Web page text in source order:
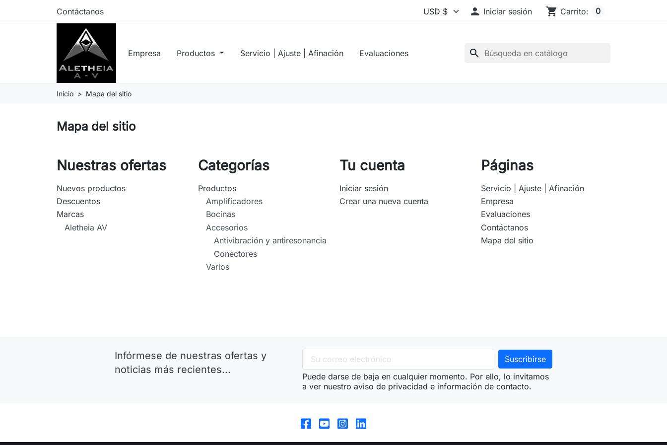
Contáctanos  Iniciar sesión shopping_cart Carrito: 0
Empresa Productos Servicio | Ajuste | Afinación Evaluaciones search
Inicio Mapa del sitio
Mapa del sitio
Nuestras ofertas
Nuevos productos
Descuentos
Marcas
Aletheia AV
Categorías
Productos
Amplificadores
Bocinas
Accesorios
Antivibración y antiresonancia
Conectores
Varios
Tu cuenta
Iniciar sesión
Crear una nueva cuenta
Páginas
Servicio | Ajuste | Afinación
Empresa
Evaluaciones
Contáctanos
Mapa del sitio
Infórmese de nuestras ofertas y
noticias más recientes...
Puede darse de baja en cualquier momento. Por ello, lo invitamos
a ver nuestro aviso de privacidad e información de contacto.